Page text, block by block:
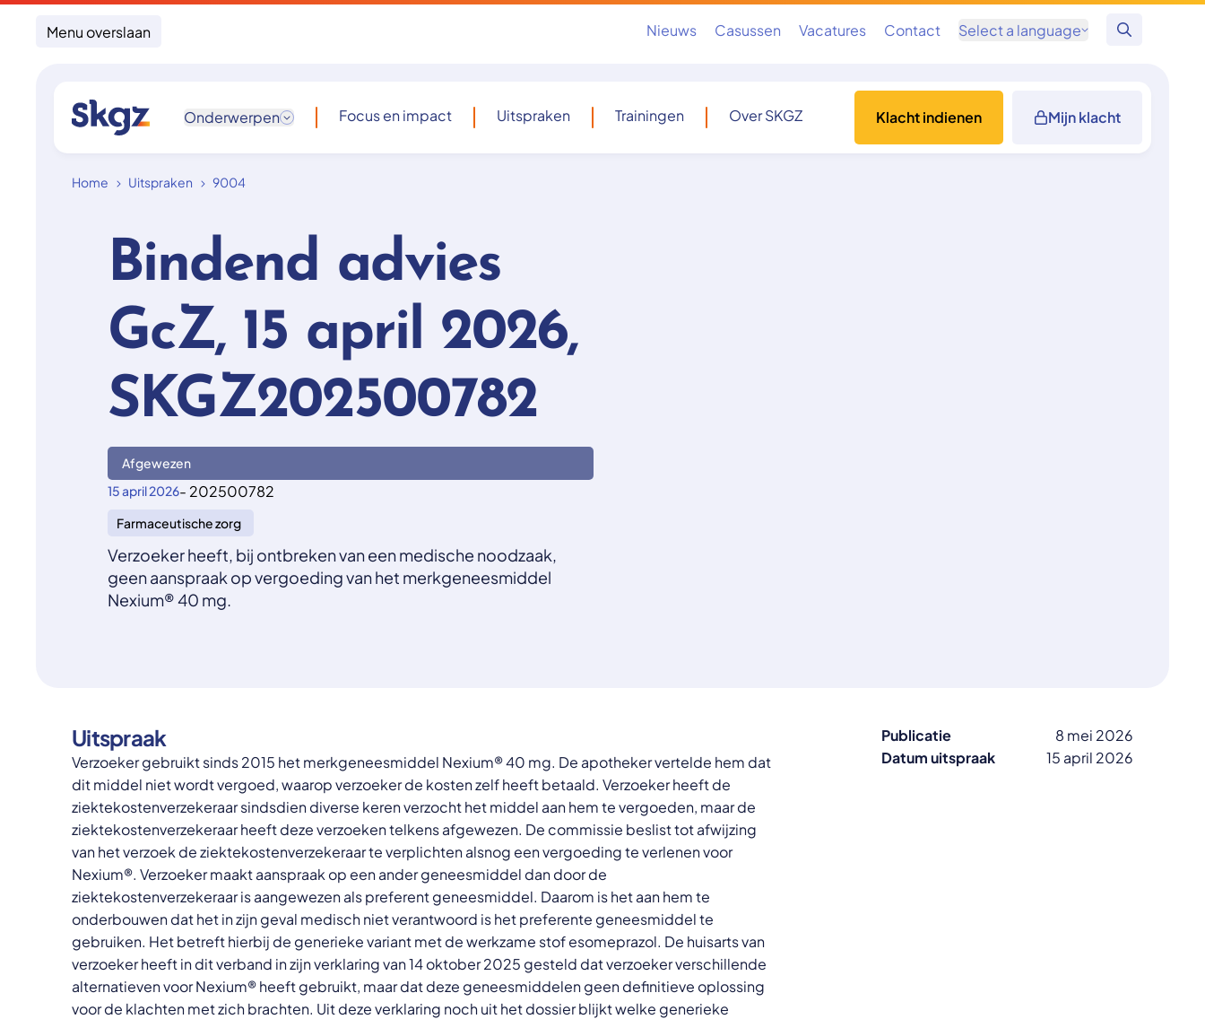
Menu overslaan Nieuws Casussen Vacatures Contact Select a language
Zoeken
Onderwerpen Focus en impact Uitspraken Trainingen Over SKGZ Klacht indienen Mijn klacht
Home Uitspraken 9004
Bindend advies
GcZ, 15 april 2026,
SKGZ202500782
Afgewezen
15 april 2026- 202500782
Farmaceutische zorg
Verzoeker heeft, bij ontbreken van een medische noodzaak,
geen aanspraak op vergoeding van het merkgeneesmiddel
Nexium® 40 mg.
Uitspraak
Verzoeker gebruikt sinds 2015 het merkgeneesmiddel Nexium® 40 mg. De apotheker vertelde hem dat
dit middel niet wordt vergoed, waarop verzoeker de kosten zelf heeft betaald. Verzoeker heeft de
ziektekostenverzekeraar sindsdien diverse keren verzocht het middel aan hem te vergoeden, maar de
ziektekostenverzekeraar heeft deze verzoeken telkens afgewezen. De commissie beslist tot afwijzing
van het verzoek de ziektekostenverzekeraar te verplichten alsnog een vergoeding te verlenen voor
Nexium®. Verzoeker maakt aanspraak op een ander geneesmiddel dan door de
ziektekostenverzekeraar is aangewezen als preferent geneesmiddel. Daarom is het aan hem te
onderbouwen dat het in zijn geval medisch niet verantwoord is het preferente geneesmiddel te
gebruiken. Het betreft hierbij de generieke variant met de werkzame stof esomeprazol. De huisarts van
verzoeker heeft in dit verband in zijn verklaring van 14 oktober 2025 gesteld dat verzoeker verschillende
alternatieven voor Nexium® heeft gebruikt, maar dat deze geneesmiddelen geen definitieve oplossing
voor de klachten met zich brachten. Uit deze verklaring noch uit het dossier blijkt welke generieke
Publicatie
8 mei 2026
Datum uitspraak
15 april 2026